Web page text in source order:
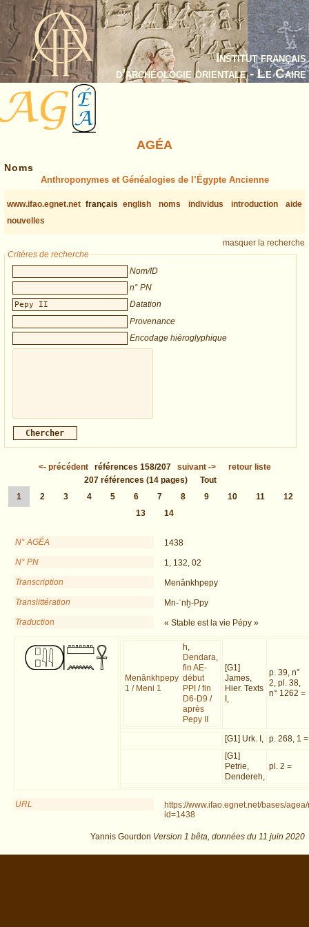
Institut français
d’archéologie orientale - Le Caire
AGÉA
Noms
Anthroponymes et Généalogies de l’Égypte Ancienne
www.ifao.egnet.net français english noms individus introduction
aide
nouvelles
masquer la recherche
Critères de recherche
Nom/ID
n° PN
Datation
Provenance
Encodage hiéroglyphique
<- précédent références 158/207 suivant->
retour liste
207 références (14 pages)
Tout
1
2 3 4 5 6 7 8 9 10 11
12
13
14
N° AGÉA
1438
N° PN
1, 132, 02
Transcription
Menânkhpepy
Translittération
Mn-ʿnḫ-Ppy
Traduction
« Stable est la vie Pépy »
Menânkhpepy
1 / Meni 1
h,
Dendara
fin AE-
début
PPI /fin
D6-D9 /
après
Pepy II
[G1]
James,
Hier. Texts
I,
p. 39, n°
2, pl. 38,
n° 1262 =
[G1] Urk. I,
p. 268, 1 =
[G1]
Petrie,
Dendereh,
pl. 2 =
URL
https://www.ifao.egnet.net/bases/
id=1438
Yannis Gourdon Version 1 bêta, données du 11 juin 2020